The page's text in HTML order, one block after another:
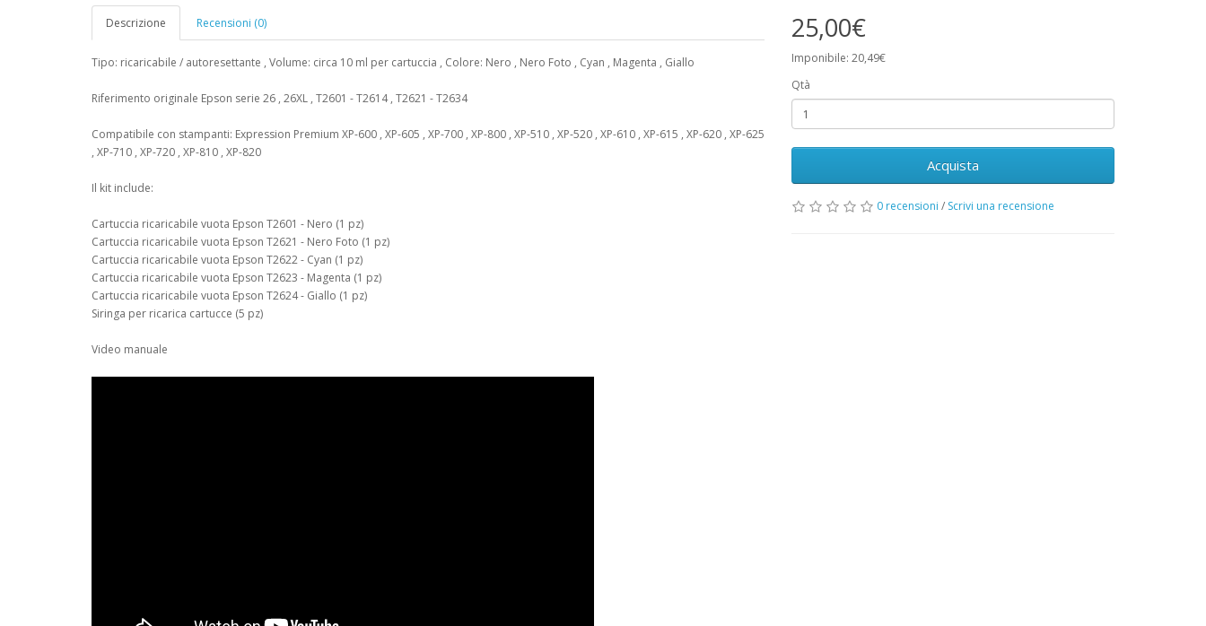
Descrizione Recensioni (0)
Tipo: ricaricabile / autoresettante , Volume: circa 10 ml per cartuccia , Colore: Nero , Nero Foto , Cyan , Magenta , Giallo
Riferimento originale Epson serie 26 , 26XL , T2601 - T2614 , T2621 - T2634
Compatibile con stampanti: Expression Premium XP-600 , XP-605 , XP-700 , XP-800 , XP-510 , XP-520 , XP-610 , XP-615 , XP-620 , XP-625
, XP-710 , XP-720 , XP-810 , XP-820
Il kit include:
Cartuccia ricaricabile vuota Epson T2601 - Nero (1 pz)
Cartuccia ricaricabile vuota Epson T2621 - Nero Foto (1 pz)
Cartuccia ricaricabile vuota Epson T2622 - Cyan (1 pz)
Cartuccia ricaricabile vuota Epson T2623 - Magenta (1 pz)
Cartuccia ricaricabile vuota Epson T2624 - Giallo (1 pz)
Siringa per ricarica cartucce (5 pz)
Video manuale
25,00€
Imponibile: 20,49€
Qtà
Acquista
0 recensioni / Scrivi una recensione